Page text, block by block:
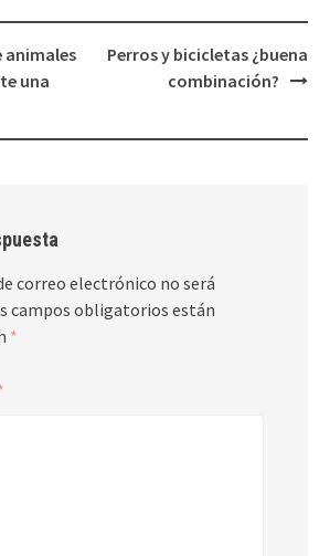
animales
una
Perros y bicicletas ¿buena
combinación?
correo electrónico no será
campos obligatorios están
*